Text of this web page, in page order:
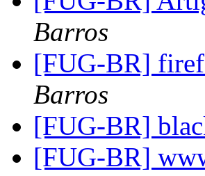
Barros
[FUG-BR]
Barros
[FUG-BR]
[FUG-BR]